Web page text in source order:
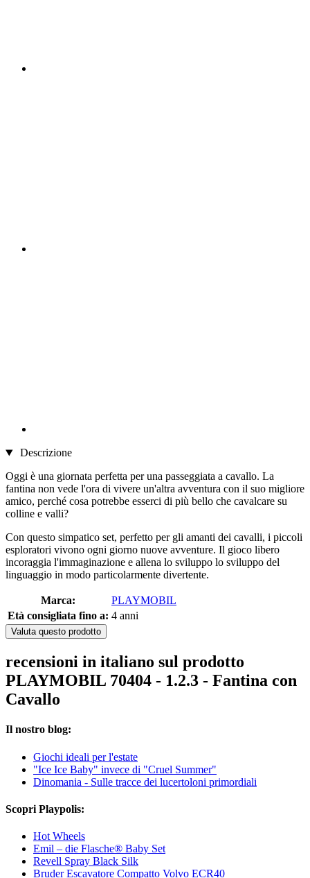
Descrizione
Oggi è una giornata perfetta per una passeggiata a cavallo. La
fantina non vede l'ora di vivere un'altra avventura con il suo migliore
amico, perché cosa potrebbe esserci di più bello che cavalcare su
colline e valli?
Con questo simpatico set, perfetto per gli amanti dei cavalli, i piccoli
esploratori vivono ogni giorno nuove avventure. Il gioco libero
incoraggia l'immaginazione e allena lo sviluppo lo sviluppo del
linguaggio in modo particolarmente divertente.
Marca:
PLAYMOBIL
Età consigliata fino a: 4 anni
Valuta questo prodotto
recensioni in italiano sul prodotto
PLAYMOBIL 70404 - 1.2.3 - Fantina con
Cavallo
Il nostro blog:
Giochi ideali per l'estate
"Ice Ice Baby" invece di "Cruel Summer"
Dinomania - Sulle tracce dei lucertoloni primordiali
Scopri Playpolis:
Hot Wheels
Emil – die Flasche® Baby Set
Revell Spray Black Silk
Bruder Escavatore Compatto Volvo ECR40